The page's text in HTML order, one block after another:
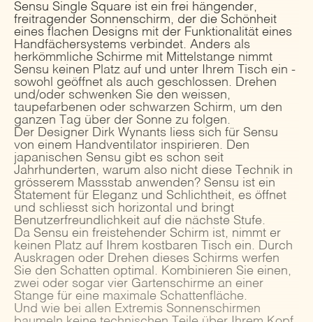
Sensu Single Square ist ein frei hängender,
freitragender Sonnenschirm, der die Schönheit
eines flachen Designs mit der Funktionalität eines
Handfächersystems verbindet. Anders als
herkömmliche Schirme mit Mittelstange nimmt
Sensu keinen Platz auf und unter Ihrem Tisch ein -
sowohl geöffnet als auch geschlossen. Drehen
und/oder schwenken Sie den weissen,
taupefarbenen oder schwarzen Schirm, um den
ganzen Tag über der Sonne zu folgen.
Der Designer Dirk Wynants liess sich für Sensu
von einem Handventilator inspirieren. Den
japanischen Sensu gibt es schon seit
Jahrhunderten, warum also nicht diese Technik in
grösserem Massstab anwenden? Sensu ist ein
Statement für Eleganz und Schlichtheit, es öffnet
und schliesst sich horizontal und bringt
Benutzerfreundlichkeit auf die nächste Stufe.
Da Sensu ein freistehender Schirm ist, nimmt er
keinen Platz auf Ihrem kostbaren Tisch ein. Durch
Auskragen oder Drehen dieses Schirms werfen
Sie den Schatten optimal. Kombinieren Sie einen,
zwei oder sogar vier Gartenschirme an einer
Stange für eine maximale Schattenfläche.
Und wie bei allen Extremis Sonnenschirmen